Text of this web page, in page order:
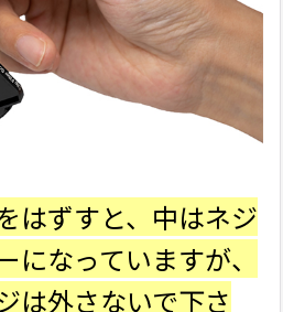
はずすと、中はネジ
になっていますが、
は外さないで下さ